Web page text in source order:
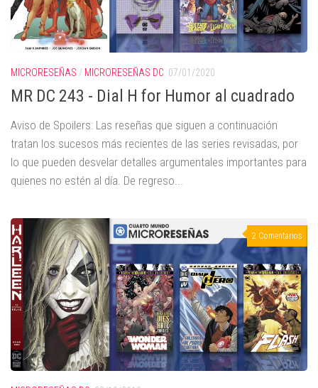
MICRORESEÑAS / MICRORESEÑAS DC 07/01/2020
MR DC 243 - Dial H for Humor al cuadrado
Aviso de Spoilers: Las reseñas que siguen a continuación
tratan los sucesos más recientes de las series revisadas, por
lo que pueden desvelar detalles argumentales importantes para
quienes no estén al día. De regreso...
2 Comentarios